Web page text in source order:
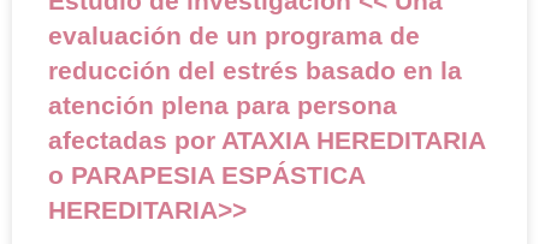
evaluación de un programa de
reducción del estrés basado en la
atención plena para persona
afectadas por ATAXIA HEREDITARIA
o PARAPESIA ESPÁSTICA
HEREDITARIA>>